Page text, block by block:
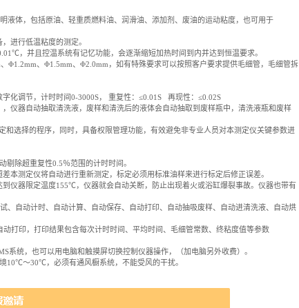
液体，包括原油、轻重质燃料油、润滑油、添加剂、废油的运动粘度，也可用于
进行低温粘度的测定。
，并且控温系统有记忆功能，会逐渐缩短加热时间到内并达到恒温要求。
Φ1.2mm、Φ1.5mm、Φ2.0mm，如有特殊要求可以按照客户要求提供毛细管，毛细管拆
化调节，计时时间0-3000S， 重复性：≤0.01S 再现性：≤0.02S
仪器自动抽取清洗液，废样和清洗后的液体会自动抽取到废样瓶中，清洗液瓶和废样
和选择的程序，同时，具备权限管理功能，有效避免非专业人员对本测定仪关键参数进
除超重复性0.5％范围的计时时间。
本测定仪将自动进行重新测定，标定必须用标准油样来进行标定后修正误差。
仪器限定温度155℃，仪器就会自动关断，防止出现着火或浴缸爆裂事故。仪器也带有
自动计时、自动计算、自动保存、自动打印、自动抽吸废样、自动进清洗液、自动烘
打印，打印结果包含每次计时时间、平均时间、毛细管常数、终粘度值等参数
统，也可以用电脑和触摸屏切换控制仪器操作，（加电脑另外收费）。
10℃～30℃，必须有通风橱系统，不能受风的干扰。